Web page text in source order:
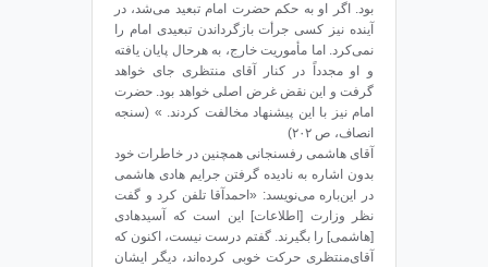
بود. اگر او به حکم حضرت امام تبعید می‌شد، در
آینده نیز کسی جرأت بازگرداندن تبعیدی امام را
نمی‌کرد. اما مأموریت خارج، به هرحال پایان یافته
و او مجدداً در کنار آقای منتظری جای خواهد
گرفت و این نقض غرض اصلی خواهد بود. حضرت
امام نیز با این پیشنهاد مخالفت کردند. » (سنجه
انصاف، ص ۲۰۲)
آقای هاشمی رفسنجانی همچنین در خاطرات خود
بدون اشاره به نادیده گرفتن جرایم هادی هاشمی
در این‌باره می‌نویسد: «احمد‌آقا تلفن کرد و گفت
نظر وزارت [اطلاعات] این است که آسید‌هادی
[هاشمی] را بگیرند. گفتم درست نیست، اکنون که
آقای‌منتظری حرکت خوبی کرده‌اند، دیگر ایشان